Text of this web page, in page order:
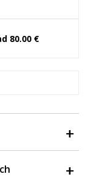
80.00 €